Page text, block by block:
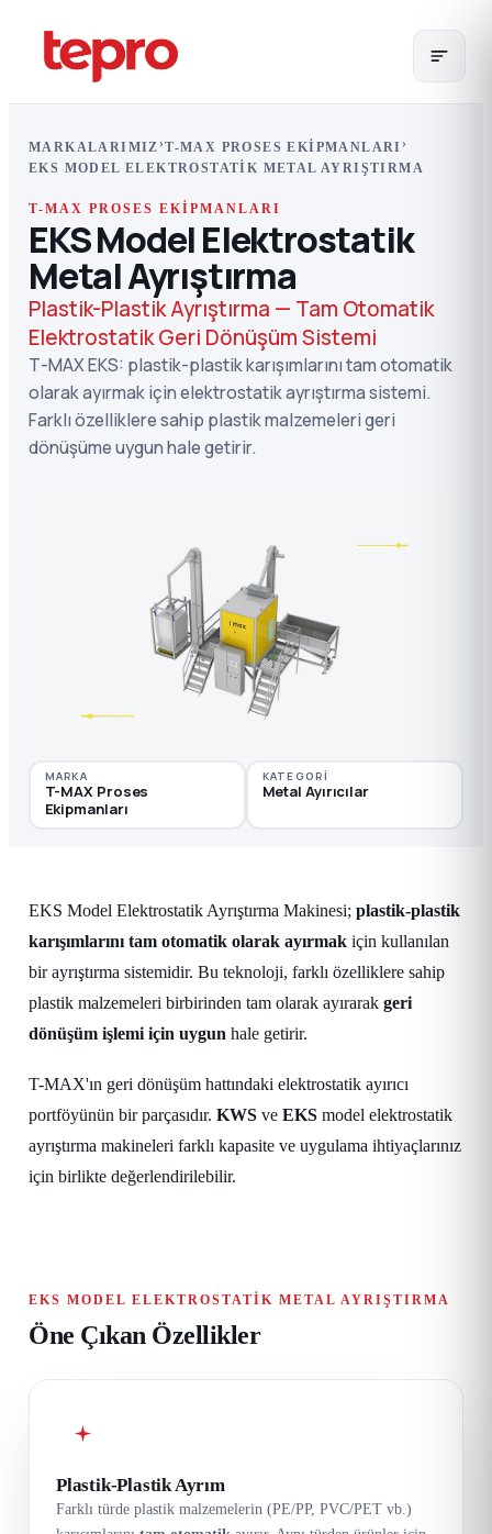
MARKALARIMIZ ›T-MAX PROSES EKIPMANLARI ›
EKS MODEL ELEKTROSTATIK METAL AYRIŞTIRMA
T-MAX PROSES EKIPMANLARI
EKS Model Elektrostatik
Metal Ayrıştırma
Plastik-Plastik Ayrıştırma — Tam Otomatik
Elektrostatik Geri Dönüşüm Sistemi
T-MAX EKS: plastik-plastik karışımlarını tam otomatik
olarak ayırmak için elektrostatik ayrıştırma sistemi.
Farklı özelliklere sahip plastik malzemeleri geri
dönüşüme uygun hale getirir.
MARKA
T-MAX Proses
Ekipmanları
KATEGORI
Metal Ayırıcılar
EKS Model Elektrostatik Ayrıştırma Makinesi; plastik-plastik
karışımlarını tam otomatik olarak ayırmak için kullanılan
bir ayrıştırma sistemidir. Bu teknoloji, farklı özelliklere sahip
plastik malzemeleri birbirinden tam olarak ayırarak geri
dönüşüm işlemi için uygun hale getirir.
T-MAX'ın geri dönüşüm hattındaki elektrostatik ayırıcı
portföyünün bir parçasıdır. KWS ve EKS model elektrostatik
ayrıştırma makineleri farklı kapasite ve uygulama ihtiyaçlarınız
için birlikte değerlendirilebilir.
EKS MODEL ELEKTROSTATIK METAL AYRIŞTIRMA
Öne Çıkan Özellikler
Plastik-Plastik Ayrım
Farklı türde plastik malzemelerin (PE/PP, PVC/PET vb.)